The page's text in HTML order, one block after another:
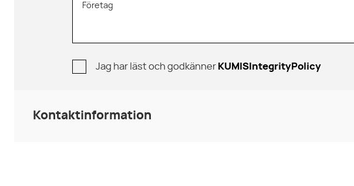
Företag
Jag har läst och godkänner KUMISIntegrityPolicy
Kontaktinformation